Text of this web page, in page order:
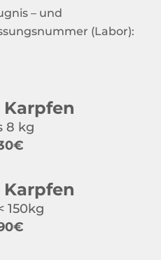
– und
(Labor):
Karpfen
8 kg
Karpfen
150kg